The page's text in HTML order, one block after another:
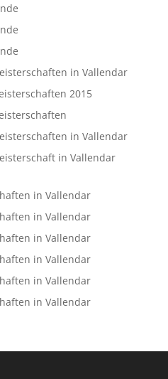
in Vallendar
2015
in Vallendar
in Vallendar
in Vallendar
in Vallendar
in Vallendar
in Vallendar
in Vallendar
in Vallendar